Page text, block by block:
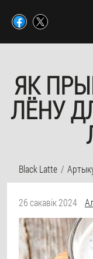
ЯК
ЛЁНУ
Black Latte
26 сакавік 2024